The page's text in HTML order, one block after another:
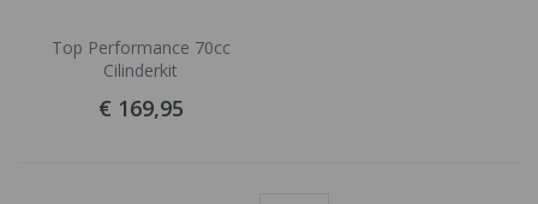
Top Performance 70cc
Cilinderkit
€ 169,95